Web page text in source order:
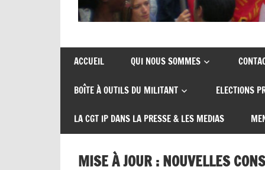
CGT
insertion
probation
de
syndicats
insertion
ACCUEIL QUI NOUS SOMMES
BOÎTE À OUTILS DU MILITANT ELECTIONS
LA CGT IP DANS LA PRESSE & LES MEDIAS
MISE À JOUR : NOUVELLES